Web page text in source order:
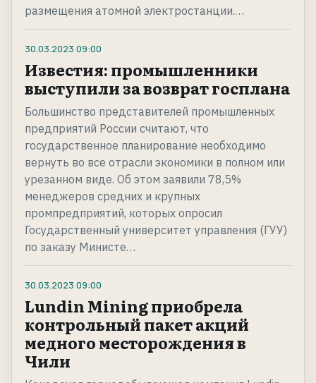
размещения атомной электростанции.…
30.03.2023 09:00
Известия: промышленники
выступили за возврат госплана
Большинство представителей промышленных
предприятий России считают, что
государственное планирование необходимо
вернуть во все отрасли экономики в полном или
урезанном виде. Об этом заявили 78,5%
менеджеров средних и крупных
промпредприятий, которых опросил
Государственный университет управления (ГУУ)
по заказу Министе…
30.03.2023 09:00
Lundin Mining приобрела
контрольный пакет акций
медного месторождения в
Чили